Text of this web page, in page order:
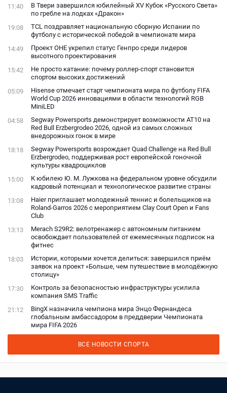
11:40
В Твери завершился юбилейный XV Кубок «Русского Света»
по гребле на лодках «Дракон»
19:08
TCL поздравляет национальную сборную Испании по
футболу с исторической победой в чемпионате мира
14:49
Проект ОНЕ укрепил статус Генпро среди лидеров
высотного проектирования
15:42
Не просто катание: почему роллер-спорт становится
спортом высоких достижений
05:09
Hisense отмечает старт чемпионата мира по футболу FIFA
World Cup 2026 инновациями в области технологий RGB
MiniLED
04:58
Segway Powersports демонстрирует возможности AT10 на
Red Bull Erzbergrodeo 2026, одной из самых сложных
внедорожных гонок в мире
18:18
Segway Powersports возрождает Quad Challenge на Red Bull
Erzbergrodeo, поддерживая рост европейской гоночной
культуры квадроциклов
15:00
К юбилею Ю. М. Лужкова на федеральном уровне обсудили
кадровый потенциал и технологическое развитие страны
13:08
Haier приглашает молодежный теннис и болельщиков на
Roland-Garros 2026 с мероприятием Clay Court Open и Fans
Club
13:13
Merach S29R2: велотренажер с автономным питанием
освобождает пользователей от ежемесячных подписок на
фитнес
18:03
Истории, которыми хочется делиться: завершился приём
заявок на проект «Больше, чем путешествие в молодёжную
столицу»
17:30
Контроль за безопасностью инфраструктуры усилила
компания SMS Traffic
21:12
BingX назначила чемпиона мира Энцо Фернандеса
глобальным амбассадором в преддверии Чемпионата
мира FIFA 2026
ВСЕ НОВОСТИ СПОРТА